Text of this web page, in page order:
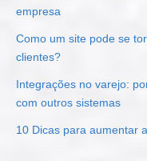
empresa
Como um site pode se
clientes?
Integrações no varejo:
com outros sistemas
10 Dicas para aumentar